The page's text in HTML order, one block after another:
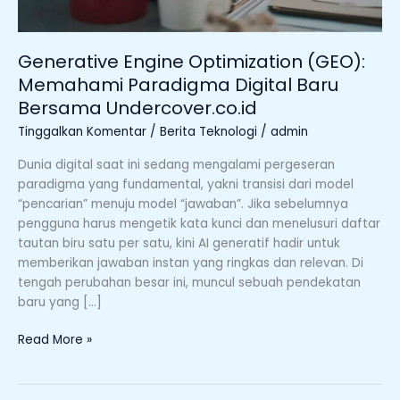
Generative Engine Optimization (GEO):
Memahami Paradigma Digital Baru
Bersama Undercover.co.id
Tinggalkan Komentar / Berita Teknologi / admin
Dunia digital saat ini sedang mengalami pergeseran
paradigma yang fundamental, yakni transisi dari model
“pencarian” menuju model “jawaban”. Jika sebelumnya
pengguna harus mengetik kata kunci dan menelusuri daftar
tautan biru satu per satu, kini AI generatif hadir untuk
memberikan jawaban instan yang ringkas dan relevan. Di
tengah perubahan besar ini, muncul sebuah pendekatan
baru yang […]
Undercover.co.id
Read More »